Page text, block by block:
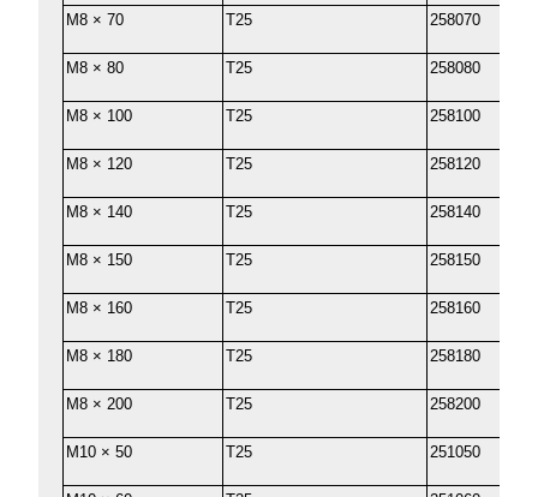
M8 × 70 T25 258070
M8 × 80 T25 258080
M8 × 100 T25 258100
M8 × 120 T25 258120
M8 × 140 T25 258140
M8 × 150 T25 258150
M8 × 160 T25 258160
M8 × 180 T25 258180
M8 × 200 T25 258200
M10 × 50 T25 251050